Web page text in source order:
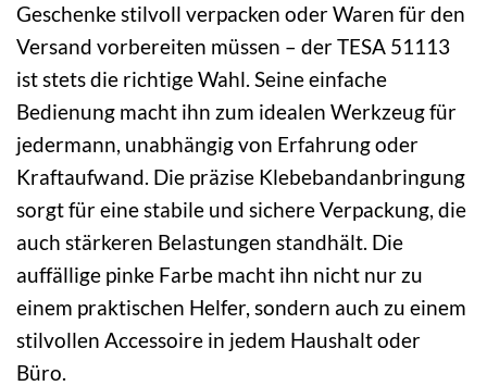
Geschenke stilvoll verpacken oder Waren für den
Versand vorbereiten müssen – der TESA 51113
ist stets die richtige Wahl. Seine einfache
Bedienung macht ihn zum idealen Werkzeug für
jedermann, unabhängig von Erfahrung oder
Kraftaufwand. Die präzise Klebebandanbringung
sorgt für eine stabile und sichere Verpackung, die
auch stärkeren Belastungen standhält. Die
auffällige pinke Farbe macht ihn nicht nur zu
einem praktischen Helfer, sondern auch zu einem
stilvollen Accessoire in jedem Haushalt oder
Büro.